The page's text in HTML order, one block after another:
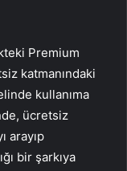
Premium
katmanındaki
kullanıma
ücretsiz
arayıp
bir şarkıya